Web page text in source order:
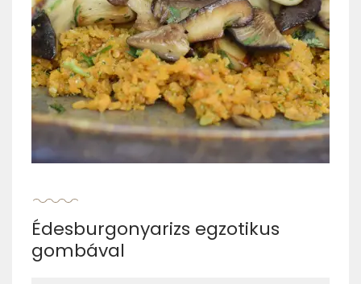
Édesburgonyarizs egzotikus
gombával